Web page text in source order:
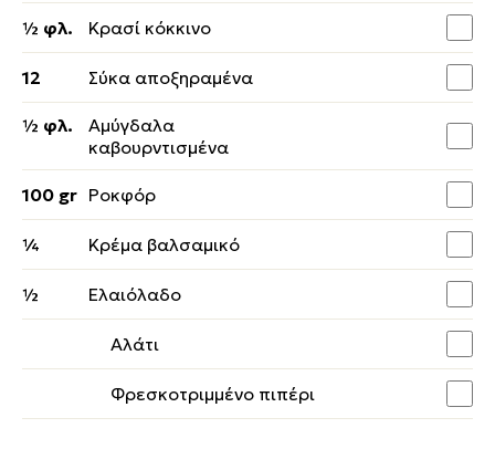
½ φλ. Κρασί κόκκινο
12 Σύκα αποξηραμένα
½ φλ.
Αμύγδαλα
καβουρντισμένα
100 gr Ροκφόρ
¼ Κρέμα βαλσαμικό
½ Ελαιόλαδο
Αλάτι
Φρεσκοτριμμένο πιπέρι